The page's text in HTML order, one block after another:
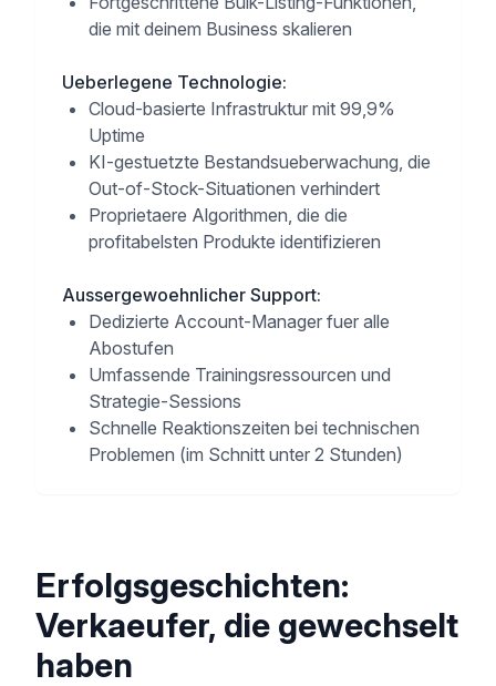
die mit deinem Business skalieren
Ueberlegene Technologie:
Cloud-basierte Infrastruktur mit 99,9%
Uptime
KI-gestuetzte Bestandsueberwachung, die
Out-of-Stock-Situationen verhindert
Proprietaere Algorithmen, die die
profitabelsten Produkte identifizieren
Aussergewoehnlicher Support:
Dedizierte Account-Manager fuer alle
Abostufen
Umfassende Trainingsressourcen und
Strategie-Sessions
Schnelle Reaktionszeiten bei technischen
Problemen (im Schnitt unter 2 Stunden)
Erfolgsgeschichten:
Verkaeufer, die gewechselt
haben